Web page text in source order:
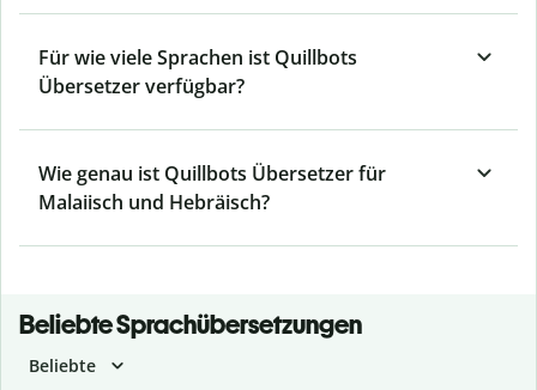
Für wie viele Sprachen ist Quillbots
Übersetzer verfügbar?
Wie genau ist Quillbots Übersetzer für
Malaiisch und Hebräisch?
Beliebte Sprachübersetzungen
Beliebte